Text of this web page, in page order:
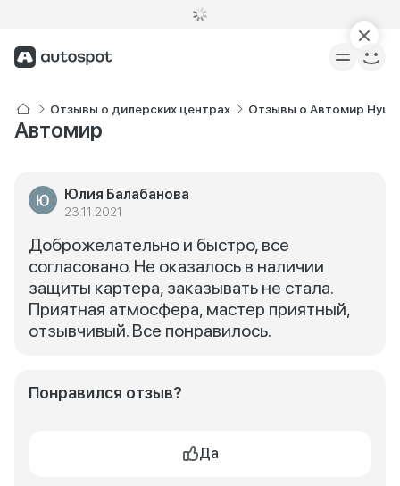
Отзывы о дилерских центрах Отзывы о Автомир
Автомир
Юлия Балабанова
23.11.2021
Доброжелательно и быстро, все
согласовано. Не оказалось в наличии
защиты картера, заказывать не стала.
Приятная атмосфера, мастер приятный,
отзывчивый. Все понравилось.
Понравился отзыв?
Да